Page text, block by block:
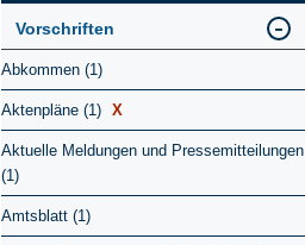
Vorschriften
Abkommen (1)
Aktenpläne (1) X
Aktuelle Meldungen und Pressemitteilungen
(1)
Amtsblatt (1)